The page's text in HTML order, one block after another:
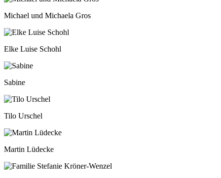
Michael und Michaela Gros
Elke Luise Schohl
Sabine
Tilo Urschel
Martin Lüdecke